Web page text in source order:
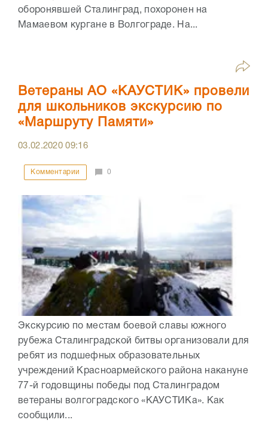
оборонявшей Сталинград, похоронен на
Мамаевом кургане в Волгограде. На...
Ветераны АО «КАУСТИК» провели
для школьников экскурсию по
«Маршруту Памяти»
03.02.202009:16
Комментарии 0
Экскурсию по местам боевой славы южного
рубежа Сталинградской битвы организовали для
ребят из подшефных образовательных
учреждений Красноармейского района накануне
77-й годовщины победы под Сталинградом
ветераны волгоградского «КАУСТИКа». Как
сообщили...